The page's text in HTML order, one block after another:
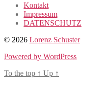
Kontakt
Impressum
DATENSCHUTZ
© 2026 Lorenz Schuster
Powered by WordPress
To the top ↑ Up ↑